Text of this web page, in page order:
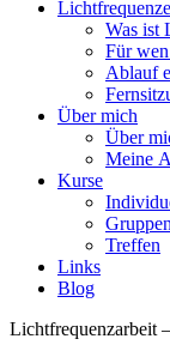
Was ist
Für
Ablauf
Über mich
Über
Meine
Kurse
Treffen
Links
Blog
Lichtfrequenzarbeit